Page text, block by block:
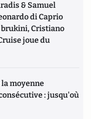
& Samuel
di Caprio
Cristiano
joue du
la moyenne
: jusqu'où